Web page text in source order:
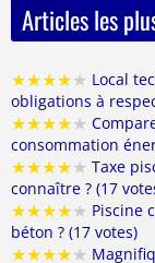
Articles les
★★★★★ Local
obligations à
★★★★★
consommation
★★★★★ Taxe
connaître ? (17
★★★★★ Piscine
béton ? (17 votes)
★★★★★